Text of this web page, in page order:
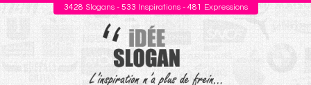
3428 Slogans - 533 Inspirations - 481 Expressions